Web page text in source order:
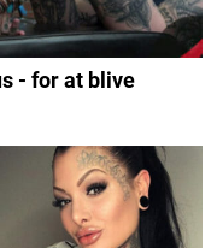
- for at blive